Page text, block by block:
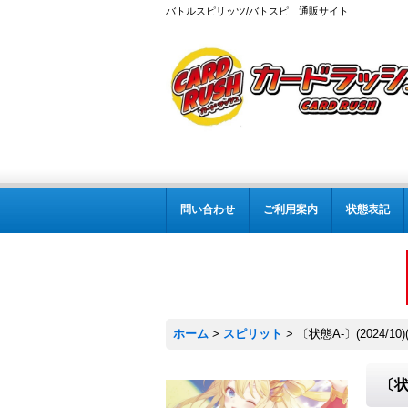
バトルスピリッツ/バトスピ 通販サイト
問い合わせ ご利用案内 状態表記
ホーム > スピリット > 〔状態A-〕(2024/
〔